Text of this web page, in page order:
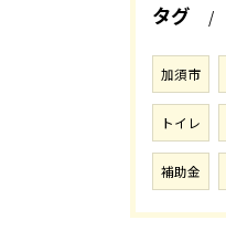
タグ
加須市
トイレ
補助金